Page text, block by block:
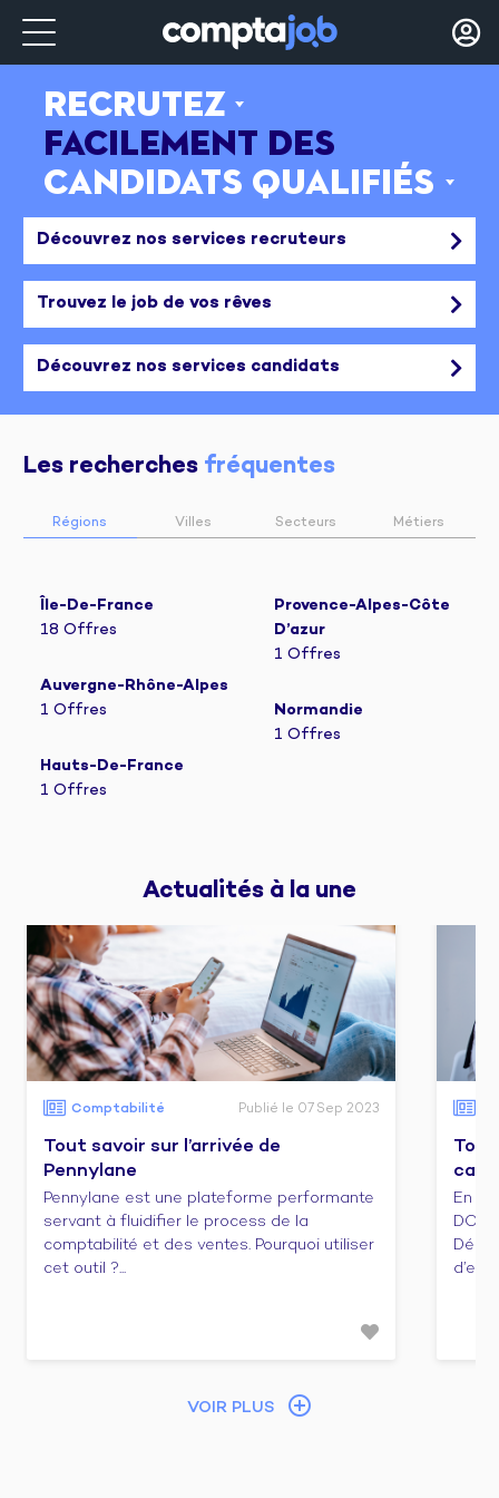
Recrutez
facilement des
candidats qualifiés
Trouvez
le job qui
vous correspondˇ
Découvrez nos services recruteurs
Trouvez le job de vos rêves
Découvrez nos services candidats
Les recherches fréquentes
Régions Villes Secteurs Métiers
Île-De-France
18 Offres
Auvergne-Rhône-Alpes
1 Offres
Hauts-De-France
1 Offres
Provence-Alpes-Côte
D’azur
1 Offres
Normandie
1 Offres
Actualités à la une
Comptabilité Publié le 07 Sep 2023
Tout savoir sur l’arrivée de
Pennylane
Pennylane est une plateforme performante
servant à fluidifier le process de la
comptabilité et des ventes. Pourquoi utiliser
cet outil ?...
En
DCG
VOIR PLUS